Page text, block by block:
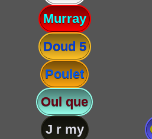
Murray
Doud 5
Poulet
Oul que
J r my